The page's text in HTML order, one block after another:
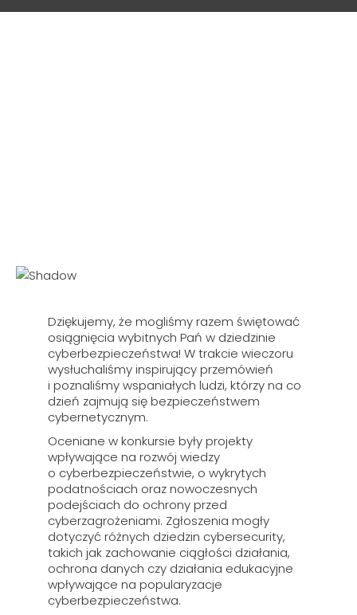
Dziękujemy, że mogliśmy razem świętować
osiągnięcia wybitnych Pań w dziedzinie
cyberbezpieczeństwa! W trakcie wieczoru
wysłuchaliśmy inspirujący przemówień
i poznaliśmy wspaniałych ludzi, którzy na co
dzień zajmują się bezpieczeństwem
cybernetycznym.
Oceniane w konkursie były projekty
wpływające na rozwój wiedzy
o cyberbezpieczeństwie, o wykrytych
podatnościach oraz nowoczesnych
podejściach do ochrony przed
cyberzagrożeniami. Zgłoszenia mogły
dotyczyć różnych dziedzin cybersecurity,
takich jak zachowanie ciągłości działania,
ochrona danych czy działania edukacyjne
wpływające na popularyzacje
cyberbezpieczeństwa.